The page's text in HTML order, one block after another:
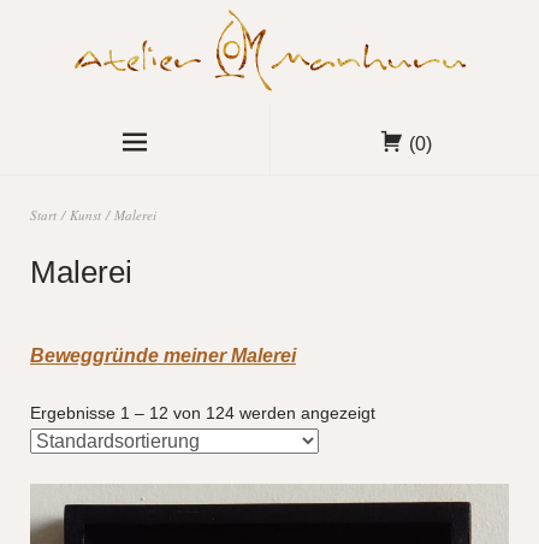
(0)
Start / Kunst / Malerei
Malerei
Beweggründe meiner Malerei
Ergebnisse 1 – 12 von 124 werden angezeigt